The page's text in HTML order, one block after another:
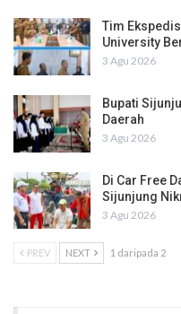
Tim
University
3 Agu 2026
Bupati
Daerah
3 Agu 2026
Di Car Free
Sijunjung
3 Agu 2026
PREV NEXT 1 daripada 2